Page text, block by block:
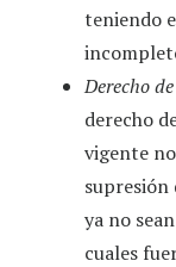
teniendo
Derecho
derecho
vigente
supresión
ya no
cuales